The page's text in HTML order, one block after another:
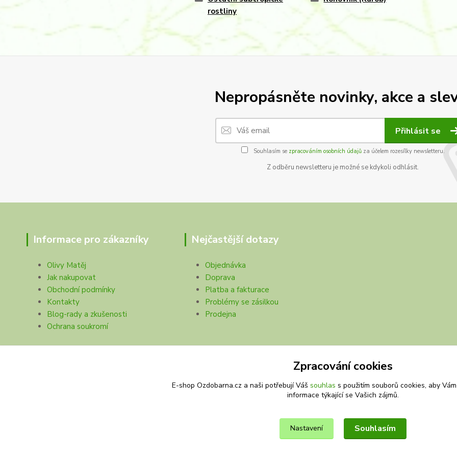
rostliny
Nepropásněte novinky, akce a
Přihlásit se
Souhlasím se zpracováním osobních údajůza účelem rozesílky newsletteru.
Z odběru newsletteru je možné se kdykoli odhlásit.
Informace pro zákazníky
Olivy Matěj
Jak nakupovat
Obchodní podmínky
Kontakty
Blog-rady a zkušenosti
Ochrana soukromí
Nejčastější dotazy
Objednávka
Doprava
Platba a fakturace
Problémy se zásilkou
Prodejna
Zpracování cookies
E-shop Ozdobarna.cz a naši potřebují Váš souhlas s použitím souborů cookies, aby
informace týkající se Vašich zájmů.
Nastavení Souhlasím